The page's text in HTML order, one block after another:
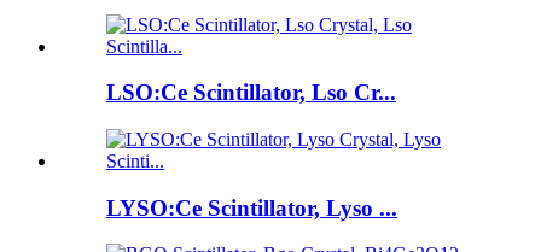
LSO:Ce Scintillator, Lso Cr...
LYSO:Ce Scintillator, Lyso ...